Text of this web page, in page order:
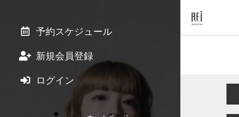
予約スケジュール
新規会員登録
ログイン